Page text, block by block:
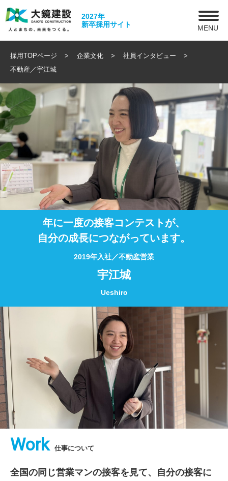
2027年
新卒採用サイト
MENU
採用TOPページ 企業文化
社員インタビュー
不動産／宇江城
年に一度の接客コンテストが、
自分の成長につながっています。
2019年入社／不動産営業
宇江城
Ueshiro
Work 仕事について
全国の同じ営業マンの接客を見て、 自分の接客に